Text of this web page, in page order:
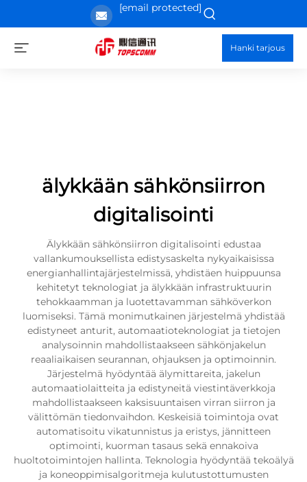
[email protected]
Hanki tarjous
älykkään sähkönsiirron
digitalisointi
Älykkään sähkönsiirron digitalisointi edustaa
vallankumouksellista edistysaskelta nykyaikaisissa
energianhallintajärjestelmissä, yhdistäen huippuunsa
kehitetyt teknologiat ja älykkään infrastruktuurin
tehokkaamman ja luotettavamman sähköverkon
luomiseksi. Tämä monimutkainen järjestelmä yhdistää
edistyneet anturit, automaatioteknologiat ja tietojen
analysoinnin mahdollistaakseen sähkönjakelun
reaaliaikaisen seurannan, ohjauksen ja optimoinnin.
Järjestelmä hyödyntää älymittareita, jakelun
automaatiolaitteita ja edistyneitä viestintäverkkoja
mahdollistaakseen kaksisuuntaisen virran siirron ja
välittömän tiedonvaihdon. Keskeisiä toimintoja ovat
automatisoitu vikatunnistus ja eristys, jännitteen
optimointi, kuorman tasaus sekä ennakoiva
huoltotoimintojen hallinta. Teknologia hyödyntää tekoälyä
ja koneoppimisalgoritmeja kulutustottumusten